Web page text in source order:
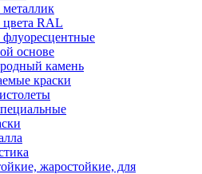
RAL
основе
камень
краски
жаростойкие, для